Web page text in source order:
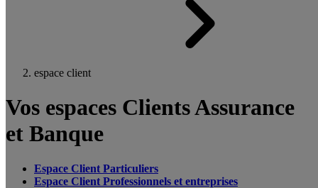
espace client
Vos espaces Clients Assurance
et Banque
Espace Client Particuliers
Espace Client Professionnels et entreprises